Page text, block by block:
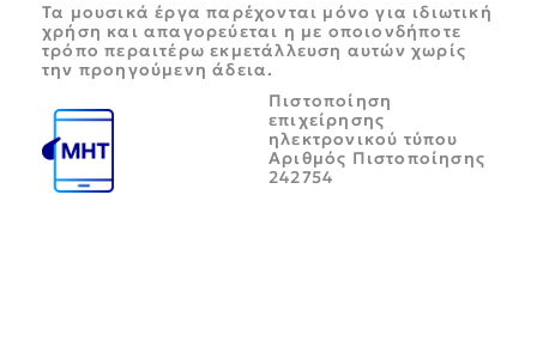
Τα μουσικά έργα παρέχονται μόνο για ιδιωτική
χρήση και απαγορεύεται η με οποιονδήποτε
τρόπο περαιτέρω εκμετάλλευση αυτών χωρίς
την προηγούμενη άδεια.
Πιστοποίηση
επιχείρησης
ηλεκτρονικού τύπου
Αριθμός Πιστοποίησης
242754